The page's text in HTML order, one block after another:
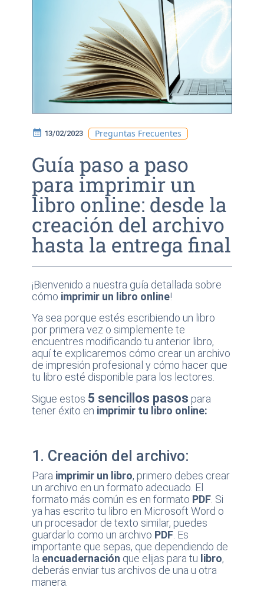
calendar_month 13/02/2023 Preguntas Frecuentes
Guía paso a paso
para imprimir un
libro online: desde la
creación del archivo
hasta la entrega final
¡Bienvenido a nuestra guía detallada sobre
cómo imprimir un libro online!
Ya sea porque estés escribiendo un libro
por primera vez o simplemente te
encuentres modificando tu anterior libro,
aquí te explicaremos cómo crear un archivo
de impresión profesional y cómo hacer que
tu libro esté disponible para los lectores.
Sigue estos 5 sencillos pasos para
tener éxito en imprimir tu libro online:
1. Creación del archivo:
Para imprimir un libro, primero debes crear
un archivo en un formato adecuado. El
formato más común es en formato PDF. Si
ya has escrito tu libro en Microsoft Word o
un procesador de texto similar, puedes
guardarlo como un archivo PDF. Es
importante que sepas, que dependiendo de
la encuadernación que elijas para tu libro,
deberás enviar tus archivos de una u otra
manera.